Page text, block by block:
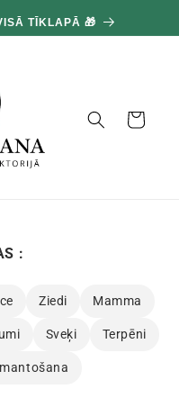
IZTĒRĒTAJIEM 100€ 🔥
Grozs
:
Ziedi Mamma
Sveķi Terpēni